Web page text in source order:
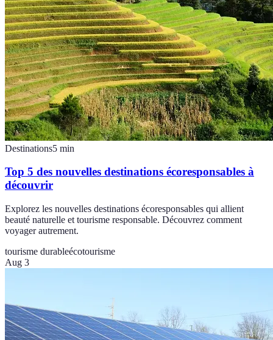
Destinations5 min
Top 5 des nouvelles destinations écoresponsables à
découvrir
Explorez les nouvelles destinations écoresponsables qui allient
beauté naturelle et tourisme responsable. Découvrez comment
voyager autrement.
tourisme durableécotourisme
Aug 3